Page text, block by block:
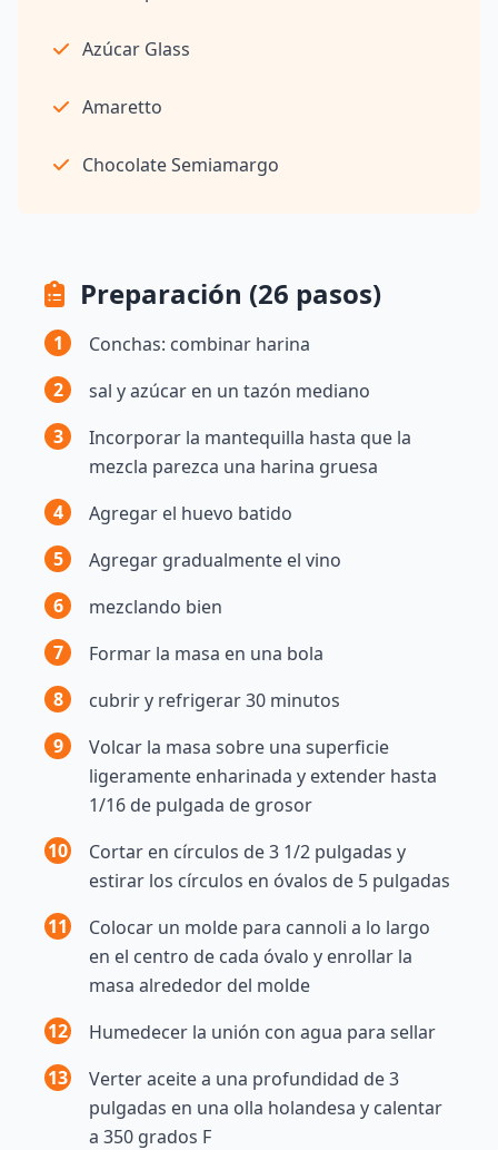
Azúcar Glass
Amaretto
Chocolate Semiamargo
Preparación (26 pasos)
1
Conchas: combinar harina
2
sal y azúcar en un tazón mediano
3
Incorporar la mantequilla hasta que la
mezcla parezca una harina gruesa
4
Agregar el huevo batido
5
Agregar gradualmente el vino
6
mezclando bien
7
Formar la masa en una bola
8
cubrir y refrigerar 30 minutos
9
Volcar la masa sobre una superficie
ligeramente enharinada y extender hasta
1/16 de pulgada de grosor
10
Cortar en círculos de 3 1/2 pulgadas y
estirar los círculos en óvalos de 5 pulgadas
11
Colocar un molde para cannoli a lo largo
en el centro de cada óvalo y enrollar la
masa alrededor del molde
12
Humedecer la unión con agua para sellar
13
Verter aceite a una profundidad de 3
pulgadas en una olla holandesa y calentar
a 350 grados F